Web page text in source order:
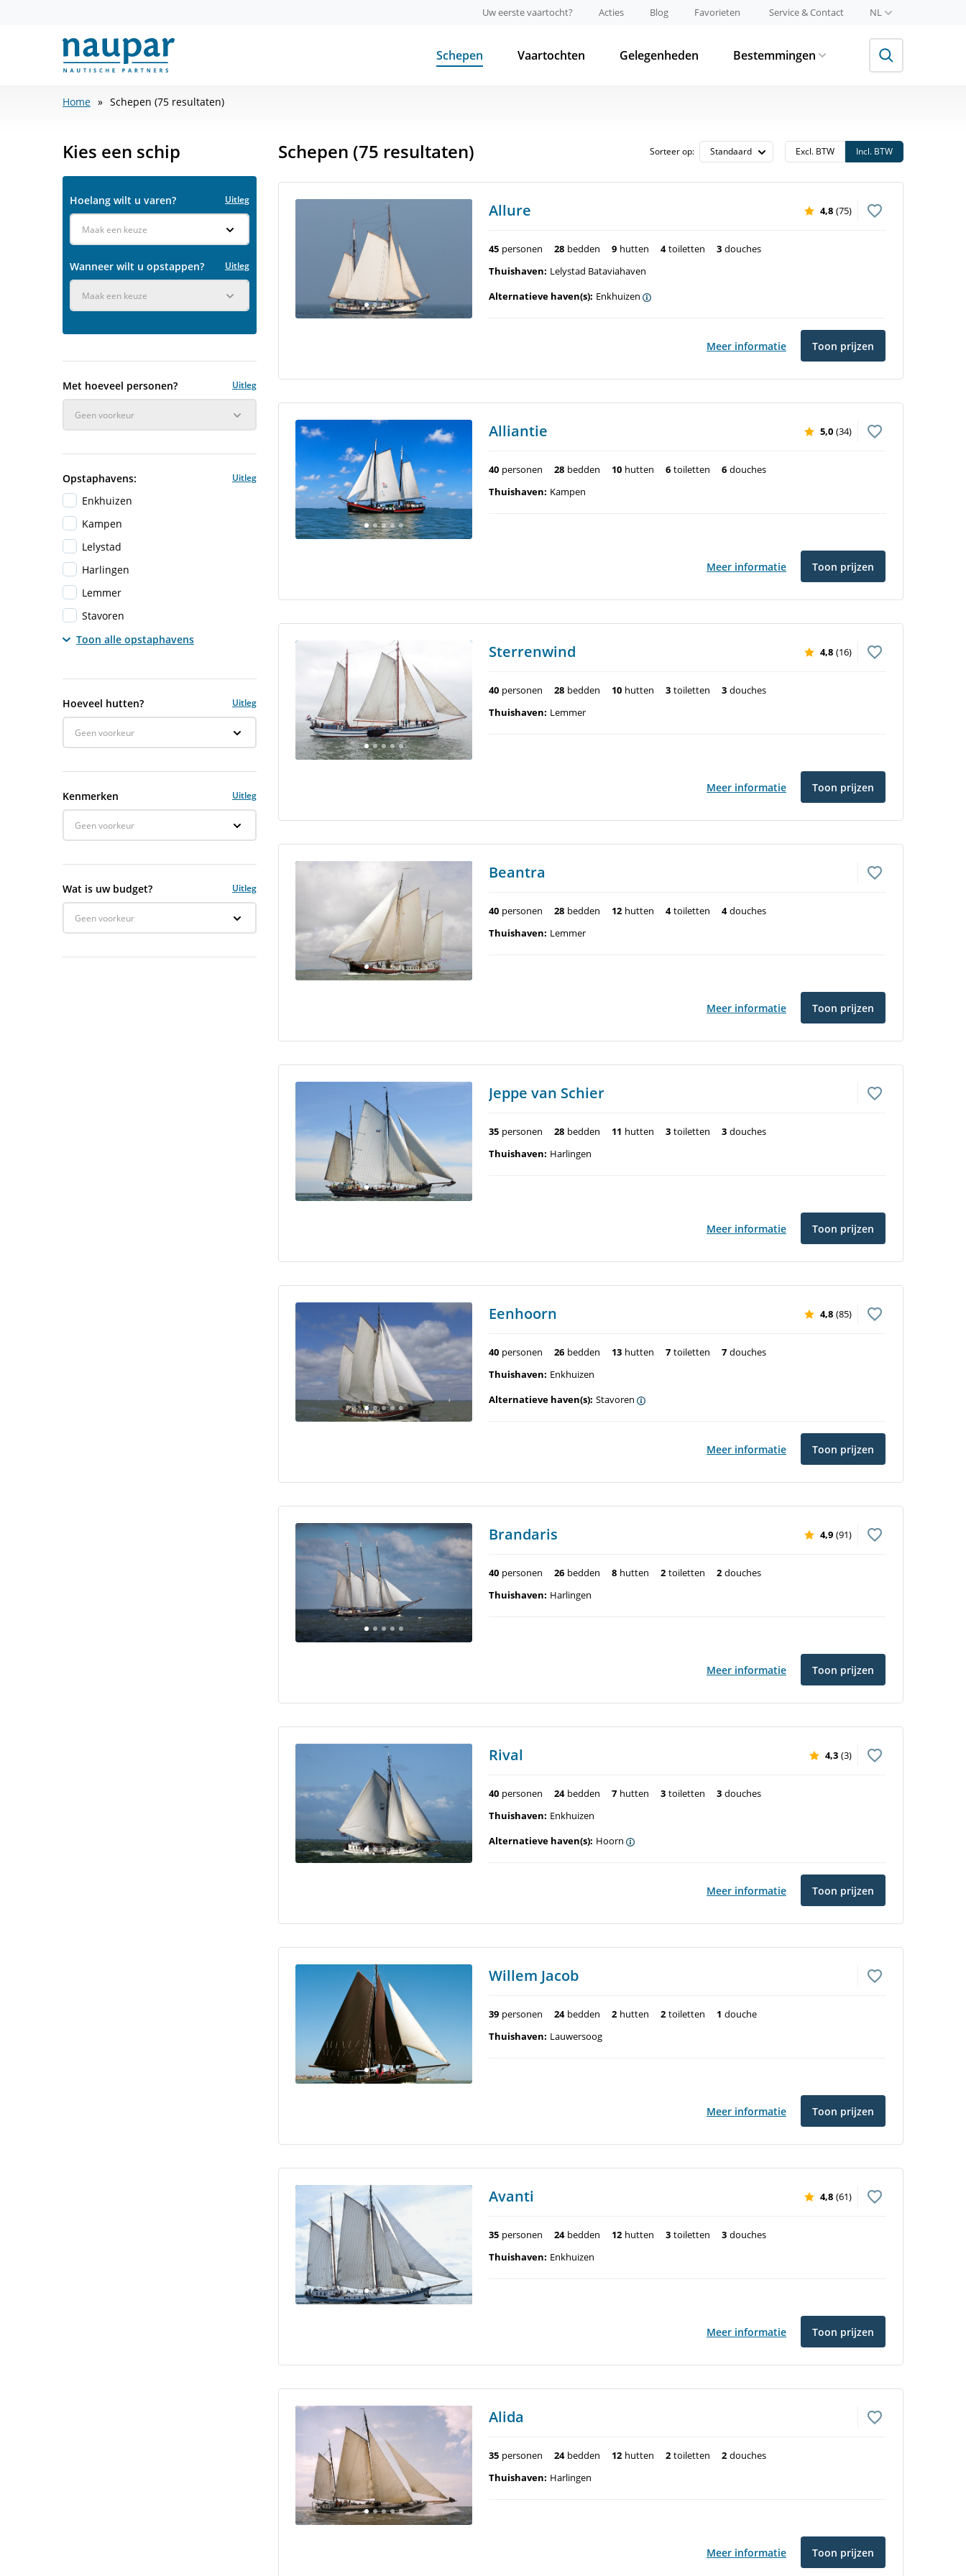
Uw eerste vaartocht? Acties Blog Favorieten Service & Contact NL
Schepen Vaartochten Gelegenheden Bestemmingen
Home Schepen (75 resultaten)
Kies een schip
Hoelang wilt u varen? Uitleg
Maak een keuze
Wanneer wilt u opstappen? Uitleg
Maak een keuze
Met hoeveel personen? Uitleg
Geen voorkeur
Opstaphavens: Uitleg
Enkhuizen
Kampen
Lelystad
Harlingen
Lemmer
Stavoren
Toon alle opstaphavens
Hoeveel hutten? Uitleg
Geen voorkeur
Kenmerken Uitleg
Geen voorkeur
Wat is uw budget? Uitleg
Geen voorkeur
Schepen (75 resultaten) Sorteer op: Excl. BTW Incl. BTW
Allure 4,8 (75)
45 personen 28 bedden 9 hutten 4 toiletten 3 douches
Thuishaven: Lelystad Bataviahaven
Alternatieve haven(s): Enkhuizen
Meer informatie Toon prijzen
Alliantie 5,0 (34)
40 personen 28 bedden 10 hutten 6 toiletten 6 douches
Thuishaven: Kampen
Meer informatie Toon prijzen
Sterrenwind 4,8 (16)
40 personen 28 bedden 10 hutten 3 toiletten 3 douches
Thuishaven: Lemmer
Meer informatie Toon prijzen
Beantra
40 personen 28 bedden 12 hutten 4 toiletten 4 douches
Thuishaven: Lemmer
Meer informatie Toon prijzen
Jeppe van Schier
35 personen 28 bedden 11 hutten 3 toiletten 3 douches
Thuishaven: Harlingen
Meer informatie Toon prijzen
Eenhoorn 4,8 (85)
40 personen 26 bedden 13 hutten 7 toiletten 7 douches
Thuishaven: Enkhuizen
Alternatieve haven(s): Stavoren
Meer informatie Toon prijzen
Brandaris 4,9 (91)
40 personen 26 bedden 8 hutten 2 toiletten 2 douches
Thuishaven: Harlingen
Meer informatie Toon prijzen
Rival 4,3 (3)
40 personen 24 bedden 7 hutten 3 toiletten 3 douches
Thuishaven: Enkhuizen
Alternatieve haven(s): Hoorn
Meer informatie Toon prijzen
Willem Jacob
39 personen 24 bedden 2 hutten 2 toiletten 1 douche
Thuishaven: Lauwersoog
Meer informatie Toon prijzen
Avanti 4,8 (61)
35 personen 24 bedden 12 hutten 3 toiletten 3 douches
Thuishaven: Enkhuizen
Meer informatie Toon prijzen
Alida
35 personen 24 bedden 12 hutten 2 toiletten 2 douches
Thuishaven: Harlingen
Meer informatie Toon prijzen